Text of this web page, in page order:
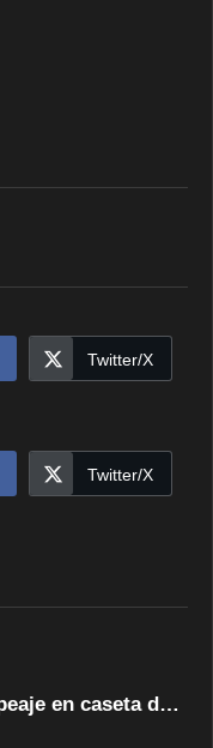
Twitter/X
Twitter/X
Exige tasa cero de peaje en caseta de Saucillo, el Dip. Francisco Chávez